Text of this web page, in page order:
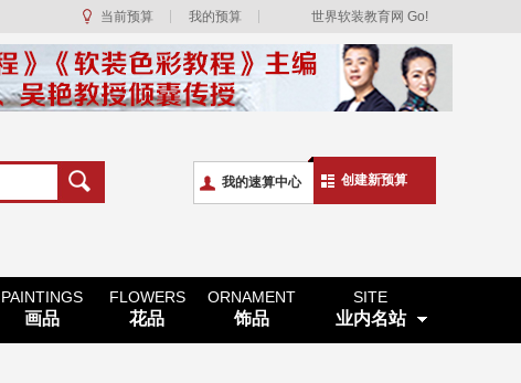
当前预算 我的预算 世界软装教育网 Go!
我的速算中心 创建新预算
PAINTINGS
画品
FLOWERS
花品
ORNAMENT
饰品
SITE
业内名站